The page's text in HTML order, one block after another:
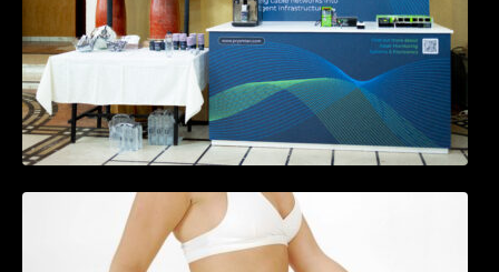
Tratamentul Wegovy® generează o scădere
în greutate de până la 22,6% la femei în
perioada menopauzei și reduce la jumătate
riscul de migrene